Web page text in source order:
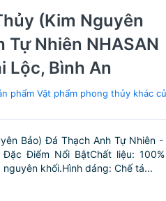
(Kim Nguyên
Tự Nhiên NHASAN
Lộc, Bình An
phẩm Vật phẩm phong thủy khác
Bảo) Đá Thạch Anh Tự Nhiên -
Điểm Nổi BậtChất liệu:
khối.Hình dáng: Chế tá...